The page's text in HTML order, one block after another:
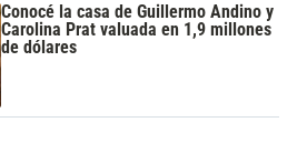
Conocé la casa de Guillermo Andino y
Carolina Prat valuada en 1,9 millones
de dólares